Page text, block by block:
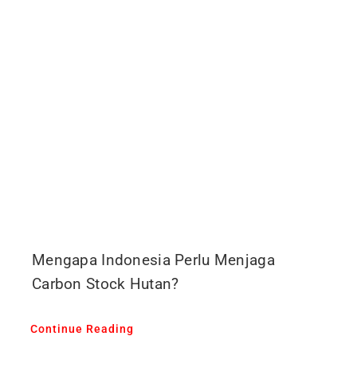
Mengapa Indonesia Perlu Menjaga
Carbon Stock Hutan?
Continue Reading